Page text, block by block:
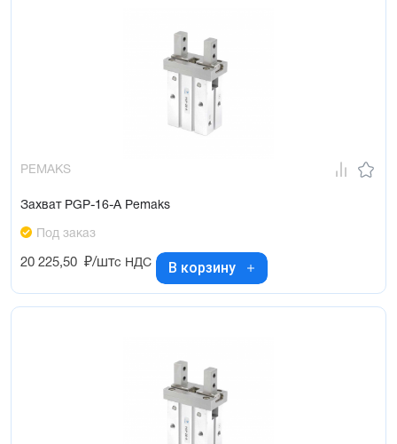
PEMAKS
Захват PGP-16-A Pemaks
Под заказ
20 225,50 ₽/штс НДС В корзину